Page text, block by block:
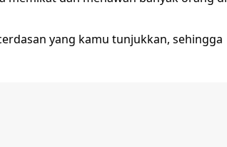
yang kamu tunjukkan, sehingga